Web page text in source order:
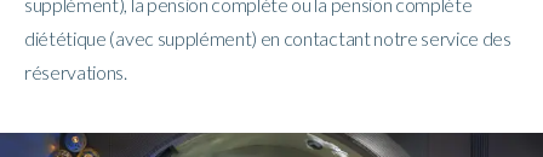
diététique (avec supplément) en contactant notre service des
réservations.